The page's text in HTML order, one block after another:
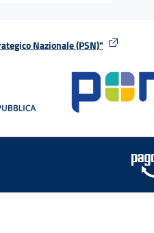
Nazionale (PSN)"
stessa finestra